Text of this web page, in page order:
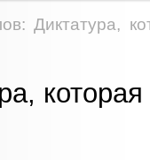
Диктатура,